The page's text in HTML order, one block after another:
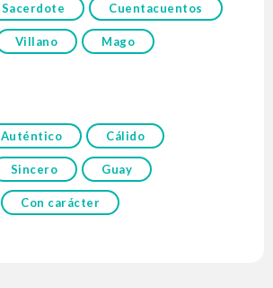
Sacerdote Cuentacuentos
Villano Mago
Auténtico Cálido
Sincero Guay
Con carácter